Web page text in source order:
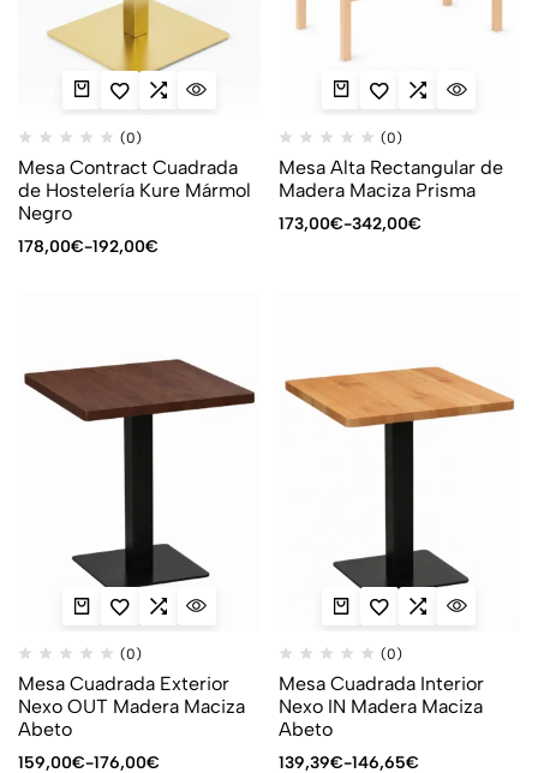
(0)
Mesa Contract Cuadrada
de Hostelería Kure Mármol
Negro
178,00€-192,00€
(0)
Mesa Alta Rectangular de
Madera Maciza Prisma
173,00€-342,00€
(0)
Mesa Cuadrada Exterior
Nexo OUT Madera Maciza
Abeto
159,00€-176,00€
(0)
Mesa Cuadrada Interior
Nexo IN Madera Maciza
Abeto
139,39€-146,65€